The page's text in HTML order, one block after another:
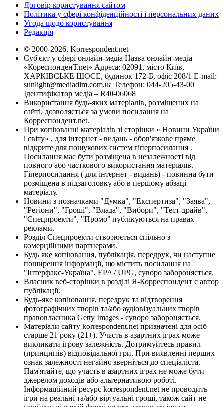
Договір користування сайтом
Політика у сфері конфіденційності і персональних даних
Угода щодо користування
Редакція
© 2000-2026, Korrespondent.net
Суб'єкт у сфері онлайн-медіа Назва онлайн-медіа –
«КореспонденТ.net» Адреса: 02091, місто Київ,
ХАРКІВСЬКЕ ШОСЕ, будинок 172-Б, офіс 208/1 E-mail:
sunlight@mediadim.com.ua Телефон: 044-205-43-00
Ідентифікатор медіа – R40-06068
Використання будь-яких матеріалів, розміщених на
сайті, дозволяється за умови посилання на
Корреспондент.net.
При копіюванні матеріалів зі сторінки « Новини України
і світу» , для інтернет - видань - обов'язкове пряме
відкрите для пошукових систем гіперпосилання .
Посилання має бути розміщена в незалежності від
повного або часткового використання матеріалів.
Гіперпосилання ( для інтернет - видань) - повинна бути
розміщена в підзаголовку або в першому абзаці
матеріалу.
Новини з позначками "Думка", "Експертиза", "Заява",
"Регіони", "Гроші", "Влада", "Вибори", "Тест-драйв",
"Спецпроекти", "Промо" публікуються на правах
реклами.
Розділ Спецпроекти створюється спільно з
комерційними партнерами.
Будь яке копіювання, публікація, передрук, чи наступне
поширення інформації, що містить посилання на
"Інтерфакс-Україна", EPA / UPG, суворо забороняється.
Власник веб-сторінки в розділі Я-Корреспондент є автор
публікації.
Будь-яке копіювання, передрук та відтворення
фотографічних творів та/або аудіовізуальних творів
правовласника Getty Images - суворо забороняється.
Матеріали сайту korrespondent.net призначені для осіб
старше 21 року (21+). Участь в азартних іграх може
викликати ігрову залежність. Дотримуйтесь правил
(принципів) відповідальної гри. При виявленні перших
ознак залежності негайно зверніться до спеціаліста.
Пам'ятайте, що участь в азартних іграх не може бути
джерелом доходів або альтернативою роботі.
Інформаційний ресурс korrespondent.net не проводить
ігри на реальні та/або віртуальні гроші, також сайт не